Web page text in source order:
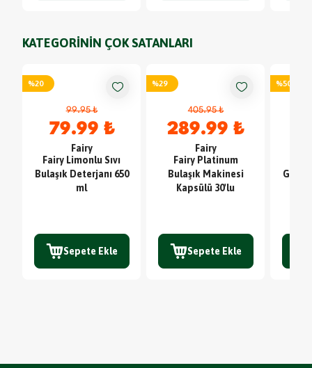
KATEGORİNİN ÇOK SATANLARI
%20
99.95 ₺
79.99 ₺
Fairy
Fairy Limonlu Sıvı
Bulaşık Deterjanı 650
ml
Sepete Ekle
%29
405.95 ₺
289.99 ₺
Fairy
Fairy Platinum
Bulaşık Makinesi
Kapsülü 30'lu
Sepete Ekle
%50